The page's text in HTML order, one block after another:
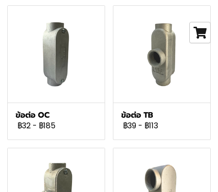
ข้อต่อ OC
฿32 - ฿185
ข้อต่อ TB
฿39 - ฿113